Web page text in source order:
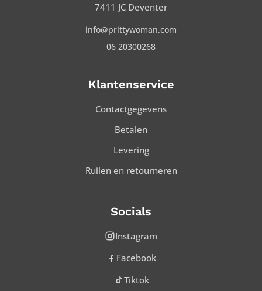
7411 JC Deventer
info@prittywoman.com
06 20300268
Klantenservice
Contactgegevens
Betalen
Levering
Ruilen en retourneren
Socials
Instagram
Facebook
Tiktok